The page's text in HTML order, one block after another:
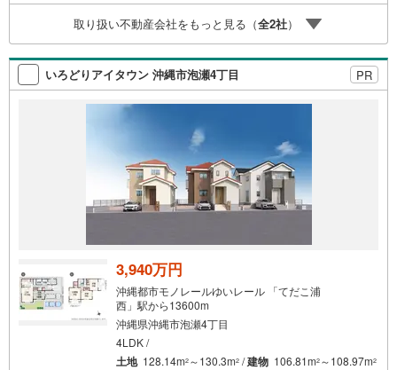
＝＝＝＝＝＝＝＝＝＝＝＝＝＝＝＝＝＝＝＝＝＝こちらの
物件は「Yahoo！不動産 成約でPayPayポイント最大20万
円相当プレゼント」対象です！資料請求または見学予約か
らご成約でポイントGET！詳細はキャンペーンページをご
確認ください。＝＝＝＝＝＝＝＝＝＝＝＝＝＝＝＝＝＝＝
取り扱い不動産会社をもっと見る（全2社）
いろどりアイタウン 沖縄市泡瀬4丁目 PR
3,940万円
沖縄都市モノレールゆいレール 「てだこ浦
西」駅から13600m
沖縄県沖縄市泡瀬4丁目
4LDK /
土地 128.14m2 ～130.3m2 /建物 106.81m2 ～108.97m2